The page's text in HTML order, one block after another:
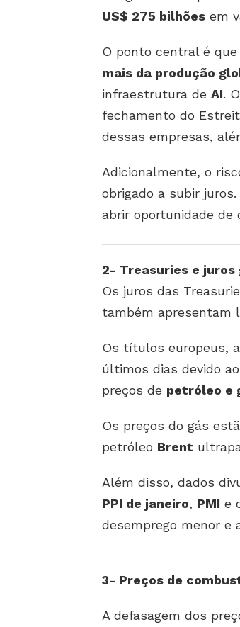
US$ 275 bilhões em
O ponto central é que
mais da produção
infraestrutura de AI.
fechamento do
dessas empresas,
Adicionalmente, o
obrigado a subir
abrir oportunidade de
2- Treasuries e juros
Os juros das
também apresentam
Os títulos europeus,
últimos dias devido
preços de petróleo e
Os preços do gás
petróleo Brent
Além disso, dados
PPI de janeiro, PMI e
desemprego menor e
3- Preços de
A defasagem dos